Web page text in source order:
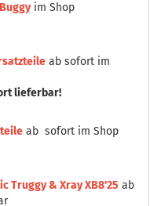
im Shop
ab sofort im
lieferbar!
ab sofort im Shop
Truggy & Xray XB8'25 ab